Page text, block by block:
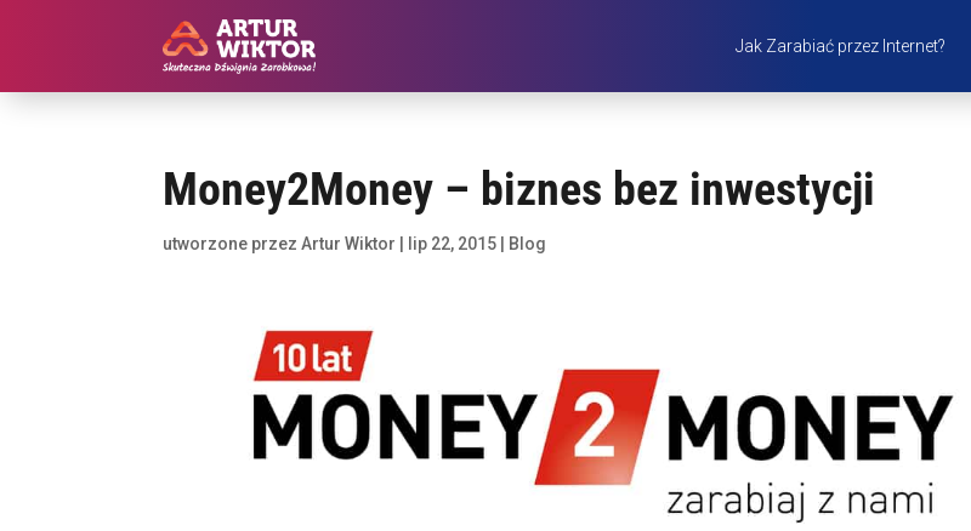
Jak Zarabiać przez Internet?
Money2Money – biznes bez inwestycji
utworzone przezArtur Wiktor lip 22, 2015 Blog